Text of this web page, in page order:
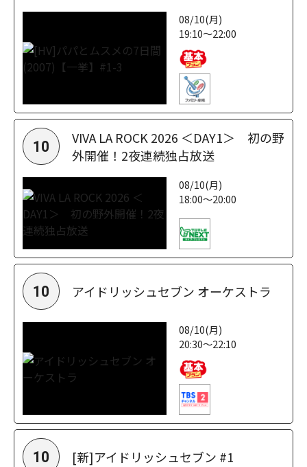
08/10(月)
19:10～22:00
10
VIVA LA ROCK 2026 ＜DAY1＞ 初の野
外開催！2夜連続独占放送
08/10(月)
18:00～20:00
10 アイドリッシュセブン オーケストラ
08/10(月)
20:30～22:10
10 [新]アイドリッシュセブン #1